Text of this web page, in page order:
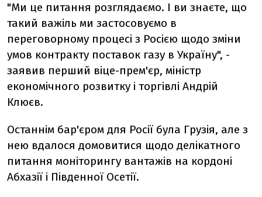
"Ми це питання розглядаємо. І ви знаєте, що
такий важіль ми застосовуємо в
переговорному процесі з Росією щодо зміни
умов контракту поставок газу в Україну", -
заявив перший віце-прем'єр, міністр
економічного розвитку і торгівлі Андрій
Клюєв.
Останнім бар'єром для Росії була Грузія, але з
нею вдалося домовитися щодо делікатного
питання моніторингу вантажів на кордоні
Абхазії і Південної Осетії.